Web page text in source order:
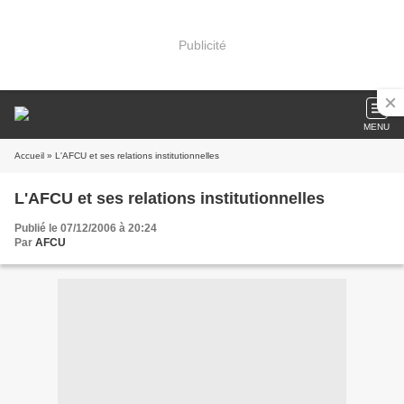
Publicité
MENU
Accueil » L'AFCU et ses relations institutionnelles
L'AFCU et ses relations institutionnelles
Publié le 07/12/2006 à 20:24
Par AFCU